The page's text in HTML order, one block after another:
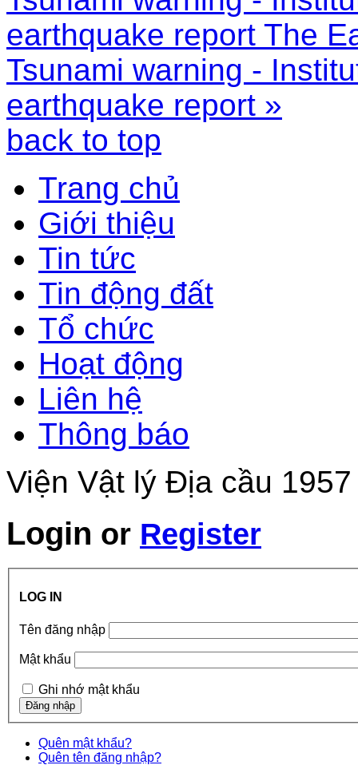
earthquake report The
Tsunami warning -
earthquake report »
back to top
Trang chủ
Giới thiệu
Tin tức
Tin động đất
Tổ chức
Hoạt động
Liên hệ
Thông báo
Viện Vật lý Địa cầu
Login or Register
LOG IN
Tên đăng nhập
Mật khẩu
Ghi nhớ mật khẩu
Quên mật khẩu?
Quên tên đăng nhập?